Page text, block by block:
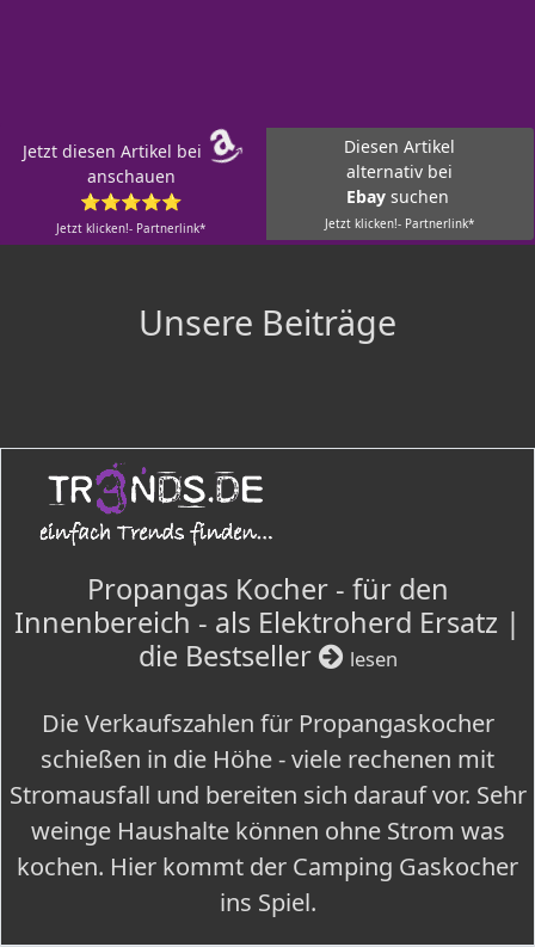
Jetzt diesen Artikel bei
anschauen
⭐⭐⭐⭐⭐
Jetzt klicken!- Partnerlink*
Diesen Artikel
alternativ bei
Ebay suchen
Jetzt klicken!- Partnerlink*
Unsere Beiträge
Propangas Kocher - für den
Innenbereich - als Elektroherd Ersatz |
die Bestseller
lesen
Die Verkaufszahlen für Propangaskocher
schießen in die Höhe - viele rechenen mit
Stromausfall und bereiten sich darauf vor. Sehr
weinge Haushalte können ohne Strom was
kochen. Hier kommt der Camping Gaskocher
ins Spiel.